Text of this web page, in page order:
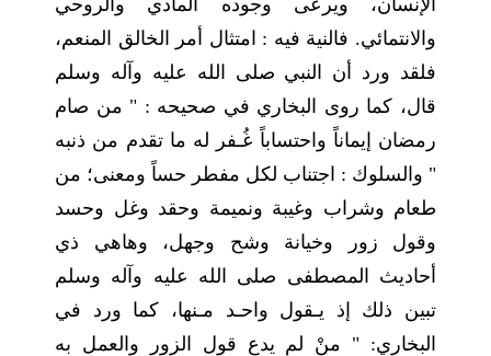
الإنسان، ويرعى وجوده المادي والروحي
والانتمائي. فالنية فيه : امتثال أمر الخالق المنعم،
فلقد ورد أن النبي صلى الله عليه وآله وسلم
قال، كما روى البخاري في صحيحه : " من صام
رمضان إيماناً واحتساباً غُـفر له ما تقدم من ذنبه
" والسلوك : اجتناب لكل مفطر حساً ومعنى؛ من
طعام وشراب وغيبة ونميمة وحقد وغل وحسد
وقول زور وخيانة وشح وجهل، وهاهي ذي
أحاديث المصطفى صلى الله عليه وآله وسلم
تبين ذلك إذ يـقول واحـد مـنها، كما ورد في
البخاري: " منْ لم يدع قول الزور والعمل به